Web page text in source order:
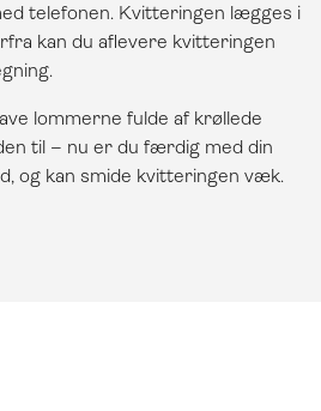
telefonen. Kvitteringen lægges i
kan du aflevere kvitteringen
lommerne fulde af krøllede
til – nu er du færdig med din
og kan smide kvitteringen væk.